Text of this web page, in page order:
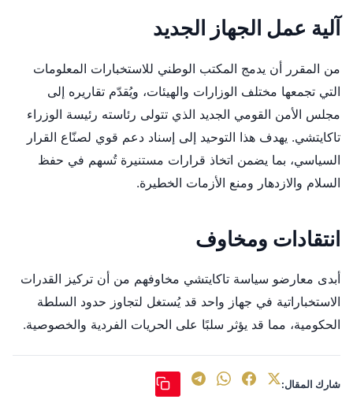
آلية عمل الجهاز الجديد
من المقرر أن يدمج المكتب الوطني للاستخبارات المعلومات
التي تجمعها مختلف الوزارات والهيئات، ويُقدّم تقاريره إلى
مجلس الأمن القومي الجديد الذي تتولى رئاسته رئيسة الوزراء
تاكايتشي. يهدف هذا التوحيد إلى إسناد دعم قوي لصنّاع القرار
السياسي، بما يضمن اتخاذ قرارات مستنيرة تُسهم في حفظ
السلام والازدهار ومنع الأزمات الخطيرة.
انتقادات ومخاوف
أبدى معارضو سياسة تاكايتشي مخاوفهم من أن تركيز القدرات
الاستخباراتية في جهاز واحد قد يُستغل لتجاوز حدود السلطة
الحكومية، مما قد يؤثر سلبًا على الحريات الفردية والخصوصية.
شارك المقال: